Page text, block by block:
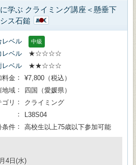
学ぶ クライミング講座＜懸垂下
ス石鎚
レベル 中級
レベル
★☆☆☆☆
レベル
★★☆☆☆
料金
¥7,800（税込）
地域
四国（愛媛県）
ゴリ
クライミング
L38S04
条件
高校生以上75歳以下参加可能
4日(水)